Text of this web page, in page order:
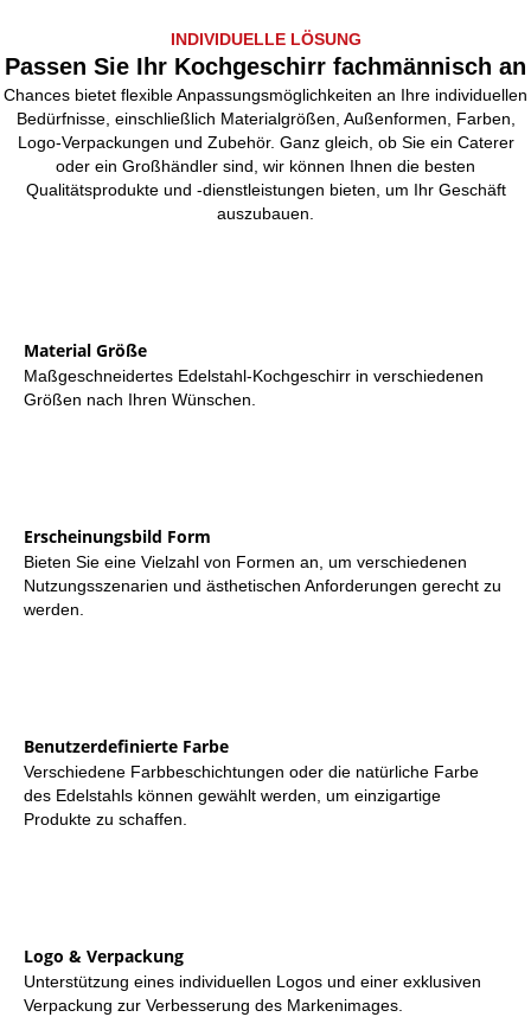
INDIVIDUELLE LÖSUNG
Passen Sie Ihr Kochgeschirr fachmännisch an
Chances bietet flexible Anpassungsmöglichkeiten an Ihre individuellen
Bedürfnisse, einschließlich Materialgrößen, Außenformen, Farben,
Logo-Verpackungen und Zubehör. Ganz gleich, ob Sie ein Caterer
oder ein Großhändler sind, wir können Ihnen die besten
Qualitätsprodukte und -dienstleistungen bieten, um Ihr Geschäft
auszubauen.
Material Größe
Maßgeschneidertes Edelstahl-Kochgeschirr in verschiedenen
Größen nach Ihren Wünschen.
Erscheinungsbild Form
Bieten Sie eine Vielzahl von Formen an, um verschiedenen
Nutzungsszenarien und ästhetischen Anforderungen gerecht zu
werden.
Benutzerdefinierte Farbe
Verschiedene Farbbeschichtungen oder die natürliche Farbe
des Edelstahls können gewählt werden, um einzigartige
Produkte zu schaffen.
Logo & Verpackung
Unterstützung eines individuellen Logos und einer exklusiven
Verpackung zur Verbesserung des Markenimages.